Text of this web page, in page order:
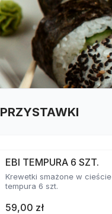
PRZYSTAWKI
EBI TEMPURA 6 SZT.
Krewetki smażone w cieście
tempura 6 szt.
59,00 zł